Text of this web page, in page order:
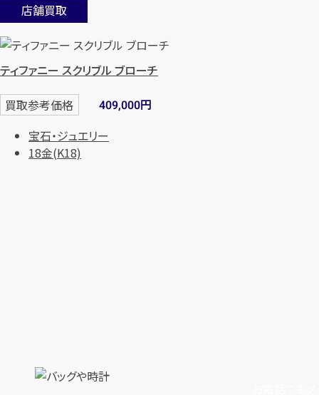
店舗買取
ティファニー スクリブル ブローチ
買取参考価格 409,000円
宝石・ジュエリー
18金(K18)